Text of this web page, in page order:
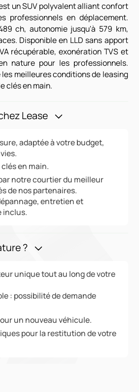
un SUV polyvalent alliant confort
professionnels en déplacement.
ch, autonomie jusqu'à 579 km,
Disponible en LLD sans apport
récupérable, exonération TVS et
nature pour les professionnels.
meilleures conditions de leasing
clés en main.
Lease
adaptée à votre budget,
en main.
notre courtier du meilleur
de nos partenaires.
entretien et
inclus.
?
unique tout au long de votre
: possibilité de demande
un nouveau véhicule.
pour la restitution de votre